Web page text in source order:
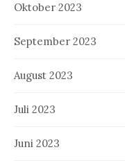
Oktober 2023
September 2023
August 2023
Juli 2023
Juni 2023